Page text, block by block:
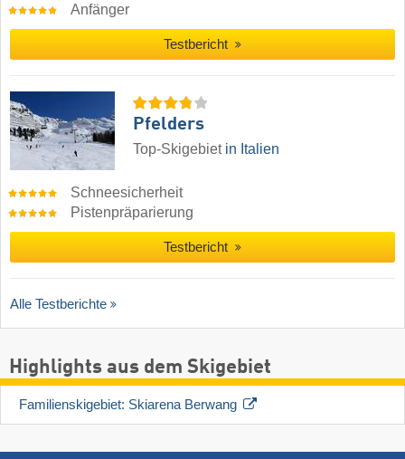
Anfänger
Testbericht
Pfelders
Top-Skigebiet in Italien
Schneesicherheit
Pistenpräparierung
Testbericht
Alle Testberichte
Highlights aus dem Skigebiet
Familienskigebiet: Skiarena Berwang